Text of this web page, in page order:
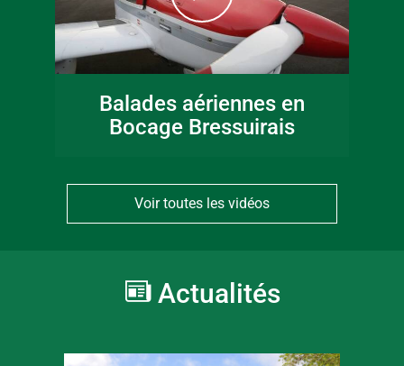
Balades aériennes en
Bocage Bressuirais
Voir toutes les vidéos
Actualités